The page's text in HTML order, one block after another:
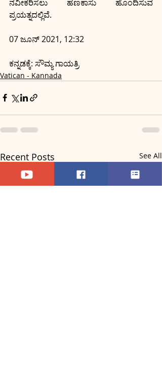
ನವೀಕರಿಸಲು ಹಣಕಾಸು ಹೊಂದಿಸುವ
ಪ್ರಯತ್ನದಲ್ಲಿವೆ.
07 ಜೂನ್ 2021, 12:32
ಕನ್ನಡಕ್ಕೆ: ಸೌಮ್ಯ ಗಾಯತ್ರಿ
Vatican - Kannada
Recent Posts See All